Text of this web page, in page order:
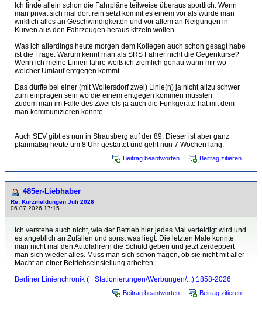
Ich finde allein schon die Fahrpläne teilweise überaus sportlich. Wenn
man privat sich mal dort rein setzt kommt es einem vor als würde man
wirklich alles an Geschwindigkeiten und vor allem an Neigungen in
Kurven aus den Fahrzeugen heraus kitzeln wollen.
Was ich allerdings heute morgen dem Kollegen auch schon gesagt habe
ist die Frage: Warum kennt man als SRS Fahrer nicht die Gegenkurse?
Wenn ich meine Linien fahre weiß ich ziemlich genau wann mir wo
welcher Umlauf entgegen kommt.
Das dürfte bei einer (mit Woltersdorf zwei) Linie(n) ja nicht allzu schwer
zum einprägen sein wo die einem entgegen kommen müssten.
Zudem man im Falle des Zweifels ja auch die Funkgeräte hat mit dem
man kommunizieren könnte.
Auch SEV gibt es nun in Strausberg auf der 89. Dieser ist aber ganz
planmäßig heute um 8 Uhr gestartet und geht nun 7 Wochen lang.
Beitrag beantworten Beitrag zitieren
485er-Liebhaber
Re: Kurzmeldungen Juli 2026
06.07.2026 17:15
Ich verstehe auch nicht, wie der Betrieb hier jedes Mal verteidigt wird und
es angeblich an Zufällen und sonst was liegt. Die letzten Male konnte
man nicht mal den Autofahrern die Schuld geben und jetzt zerdeppert
man sich wieder alles. Muss man sich schon fragen, ob sie nicht mit aller
Macht an einer Betriebseinstellung arbeiten.
Berliner Linienchronik (+ Stationierungen/Werbungen/...) 1858-2026
Beitrag beantworten Beitrag zitieren